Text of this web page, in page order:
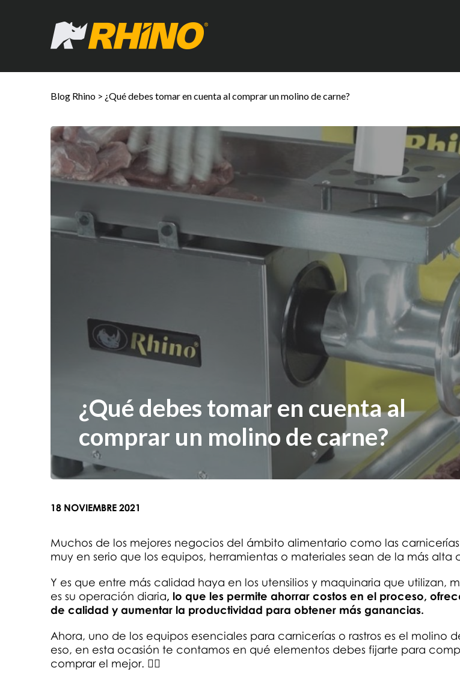
Blog Rhino > ¿Qué debes tomar en cuenta al comprar un molino de carne?
¿Qué debes tomar en cuenta al
comprar un molino de carne?
18 NOVIEMBRE 2021
Muchos de los mejores negocios del ámbito alimentario como las
muy en serio que los equipos, herramientas o materiales sean de la más alta
Y es que entre más calidad haya en los utensilios y maquinaria que utilizan,
es su operación diaria, lo que les permite ahorrar costos en el proceso,
de calidad y aumentar la productividad para obtener más ganancias.
Ahora, uno de los equipos esenciales para carnicerías o rastros es el molino
eso, en esta ocasión te contamos en qué elementos debes fijarte para
comprar el mejor. 👇🏻